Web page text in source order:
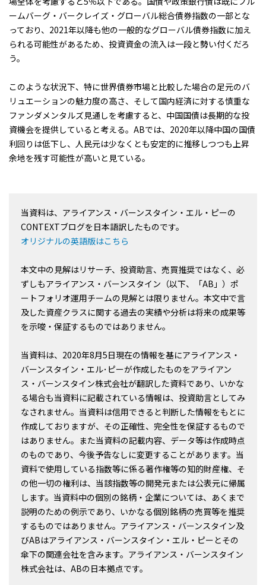
ームバーグ・バークレイズ・グローバル総合債券指数の一部とな
っており、2021年以降も他の一般的なグローバル債券指数に加え
られる可能性があるため、投資資金の流入は一段と勢い付くだろ
う。
このような状況下、特に世界債券市場と比較した場合の足元のバ
リュエーションの魅力度の高さ、そして国内経済に対する慎重な
ファンダメンタルズ見通しを考慮すると、中国国債は長期的な投
資機会を提供していると考える。ABでは、2020年以降中国の国債
利回りは低下し、人民元は少なくとも安定的に推移しつつも上昇
余地を残す可能性が高いと見ている。
当資料は、アライアンス・バーンスタイン・エル・ピーの
CONTEXTブログを日本語訳したものです。
オリジナルの英語版はこちら
本文中の見解はリサーチ、投資助言、売買推奨ではなく、必
ずしもアライアンス・バーンスタイン（以下、「AB」）ポ
ートフォリオ運用チームの見解とは限りません。本文中で言
及した資産クラスに関する過去の実績や分析は将来の成果等
を示唆・保証するものではありません。
当資料は、2020年8月5日現在の情報を基にアライアンス・
バーンスタイン・エル･ピーが作成したものをアライアン
ス・バーンスタイン株式会社が翻訳した資料であり、いかな
る場合も当資料に記載されている情報は、投資助言としてみ
なされません。当資料は信用できると判断した情報をもとに
作成しておりますが、その正確性、完全性を保証するもので
はありません。また当資料の記載内容、データ等は作成時点
のものであり、今後予告なしに変更することがあります。当
資料で使用している指数等に係る著作権等の知的財産権、そ
の他一切の権利は、当該指数等の開発元または公表元に帰属
します。当資料中の個別の銘柄・企業については、あくまで
説明のための例示であり、いかなる個別銘柄の売買等を推奨
するものではありません。アライアンス・バーンスタイン及
びABはアライアンス・バーンスタイン・エル・ピーとその
傘下の関連会社を含みます。アライアンス・バーンスタイン
株式会社は、ABの日本拠点です。